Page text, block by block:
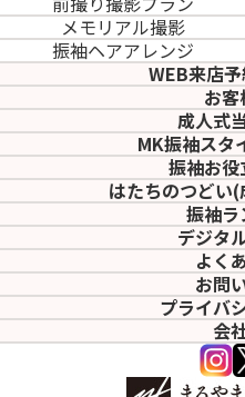
メモリアル撮影
振袖ヘアアレンジ
WEB来店
お客
成人式
MK振袖スタ
振袖お役
はたちのつどい
振袖ラ
デジタ
よく
お問
プライバ
会